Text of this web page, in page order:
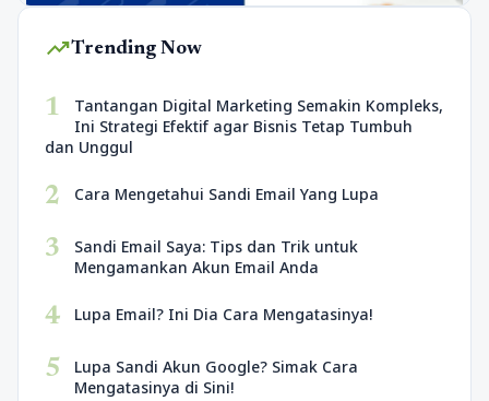
trending_upTrending Now
1
Tantangan Digital Marketing Semakin Kompleks,
Ini Strategi Efektif agar Bisnis Tetap Tumbuh
dan Unggul
2 Cara Mengetahui Sandi Email Yang Lupa
3
Sandi Email Saya: Tips dan Trik untuk
Mengamankan Akun Email Anda
4 Lupa Email? Ini Dia Cara Mengatasinya!
5
Lupa Sandi Akun Google? Simak Cara
Mengatasinya di Sini!